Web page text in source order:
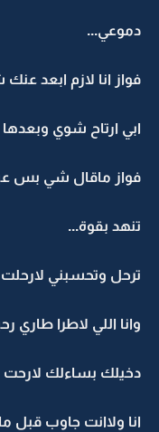
دموعي...
فواز انا لازم ابعد
ابي ارتاح شوي وبعدها
فواز ماقال شي بس
تنهد بقوة...
ترحل وتحسبني
وانا اللي لاطرا
دخيلك بساءلك لارحت
انا ولاانت جاوب قبل